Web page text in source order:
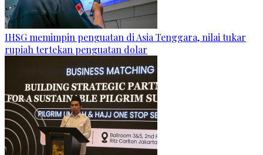
IHSG memimpin penguatan di Asia Tenggara, nilai tukar
rupiah tertekan penguatan dolar